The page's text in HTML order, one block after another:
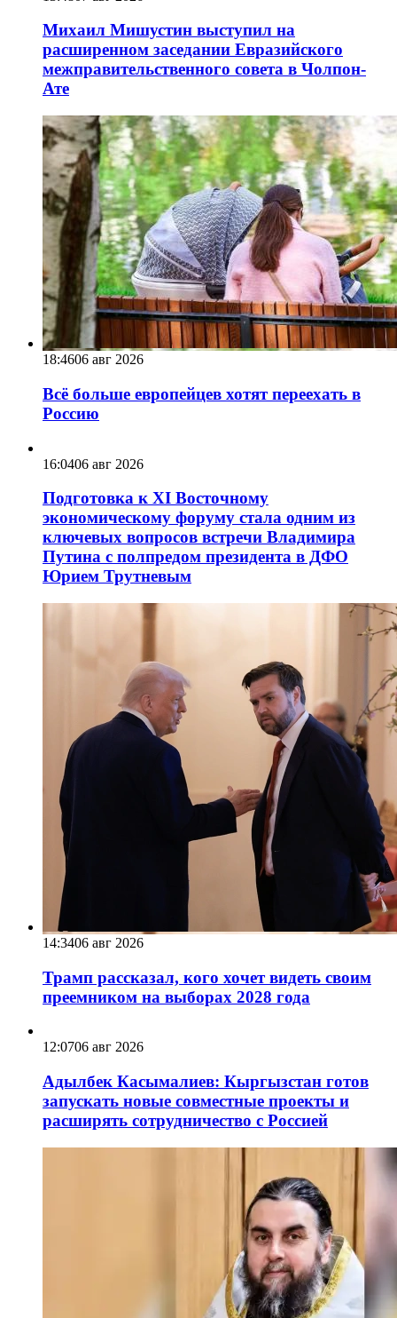
Михаил Мишустин выступил на
расширенном заседании Евразийского
межправительственного совета в Чолпон-
Ате
18:4606 авг 2026
Всё больше европейцев хотят переехать в
Россию
16:0406 авг 2026
Подготовка к XI Восточному
экономическому форуму стала одним из
ключевых вопросов встречи Владимира
Путина с полпредом президента в ДФО
Юрием Трутневым
14:3406 авг 2026
Трамп рассказал, кого хочет видеть своим
преемником на выборах 2028 года
12:0706 авг 2026
Адылбек Касымалиев: Кыргызстан готов
запускать новые совместные проекты и
расширять сотрудничество с Россией